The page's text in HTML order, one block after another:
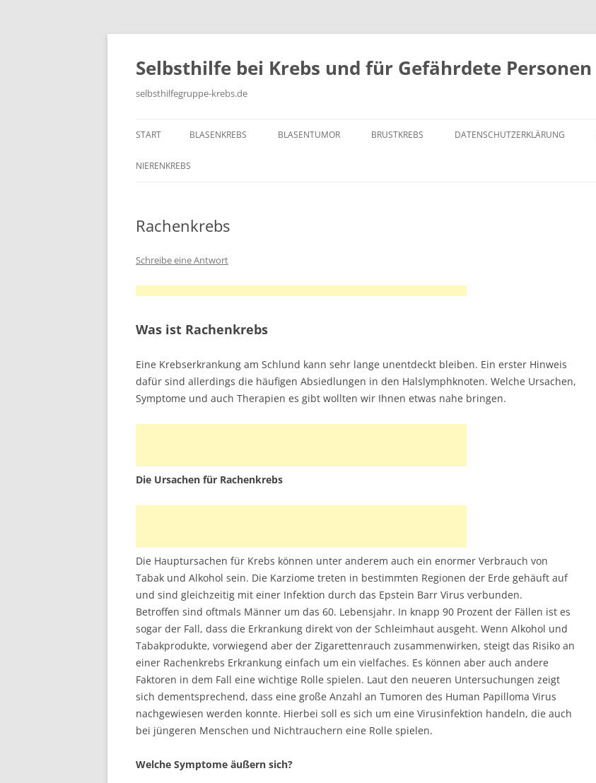
Zum
springen
Selbsthilfe bei Krebs und für Gefährdete Personen
selbsthilfegruppe-krebs.de
START BLASENKREBS BLASENTUMOR BRUSTKREBS DATENSCHUTZERKLÄRUNG
NIERENKREBS
Rachenkrebs
Schreibe eine Antwort
Was ist Rachenkrebs
Eine Krebserkrankung am Schlund kann sehr lange unentdeckt bleiben. Ein erster Hinweis
dafür sind allerdings die häufigen Absiedlungen in den Halslymphknoten. Welche Ursachen,
Symptome und auch Therapien es gibt wollten wir Ihnen etwas nahe bringen.
Die Ursachen für Rachenkrebs
Die Hauptursachen für Krebs können unter anderem auch ein enormer Verbrauch von
Tabak und Alkohol sein. Die Karziome treten in bestimmten Regionen der Erde gehäuft auf
und sind gleichzeitig mit einer Infektion durch das Epstein Barr Virus verbunden.
Betroffen sind oftmals Männer um das 60. Lebensjahr. In knapp 90 Prozent der Fällen ist es
sogar der Fall, dass die Erkrankung direkt von der Schleimhaut ausgeht. Wenn Alkohol und
Tabakprodukte, vorwiegend aber der Zigarettenrauch zusammenwirken, steigt das Risiko an
einer Rachenkrebs Erkrankung einfach um ein vielfaches. Es können aber auch andere
Faktoren in dem Fall eine wichtige Rolle spielen. Laut den neueren Untersuchungen zeigt
sich dementsprechend, dass eine große Anzahl an Tumoren des Human Papilloma Virus
nachgewiesen werden konnte. Hierbei soll es sich um eine Virusinfektion handeln, die auch
bei jüngeren Menschen und Nichtrauchern eine Rolle spielen.
Welche Symptome äußern sich?